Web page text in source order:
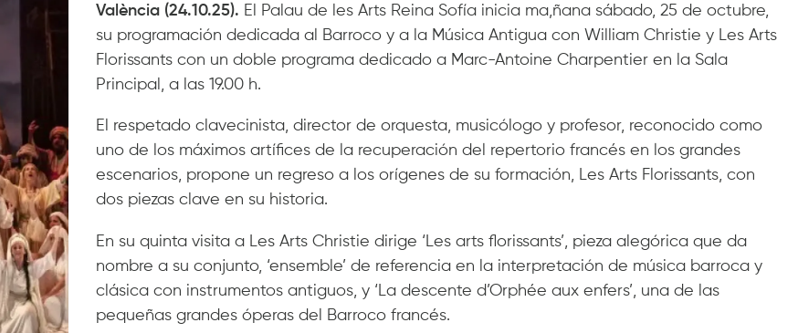
València (24.10.25). El Palau de les Arts Reina Sofía inicia ma,ñana sábado, 25 de octubre,
su programación dedicada al Barroco y a la Música Antigua con William Christie y Les Arts
Florissants con un doble programa dedicado a Marc-Antoine Charpentier en la Sala
Principal, a las 19.00 h.
El respetado clavecinista, director de orquesta, musicólogo y profesor, reconocido como
uno de los máximos artífices de la recuperación del repertorio francés en los grandes
escenarios, propone un regreso a los orígenes de su formación, Les Arts Florissants, con
dos piezas clave en su historia.
En su quinta visita a Les Arts Christie dirige ‘Les arts florissants’, pieza alegórica que da
nombre a su conjunto, ‘ensemble’ de referencia en la interpretación de música barroca y
clásica con instrumentos antiguos, y ‘La descente d’Orphée aux enfers’, una de las
pequeñas grandes óperas del Barroco francés.